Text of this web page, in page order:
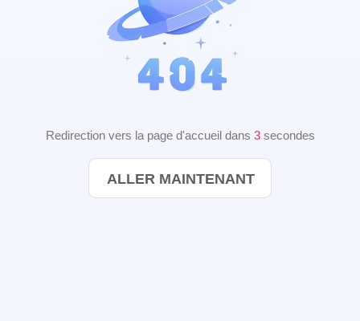
Redirection vers la page d'accueil dans 2secondes
ALLER MAINTENANT